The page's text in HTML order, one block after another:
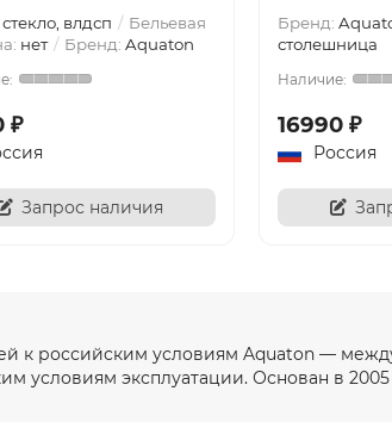
стекло, влдсп
Бельевая
нет Бренд: Aquaton
₽
Запрос наличия
Бренд:
столешница
16990 ₽
Россия
к российским условиям Aquaton —
условиям эксплуатации. Основан в 2005